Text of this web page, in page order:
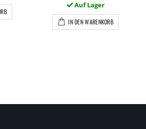
Auf Lager
IN DEN WARENKORB